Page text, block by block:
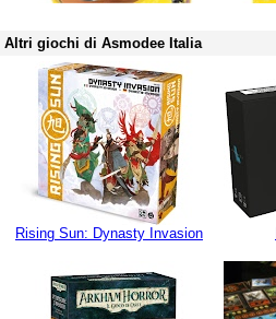
Altri giochi di Asmodee Italia
Rising Sun: Dynasty Invasion